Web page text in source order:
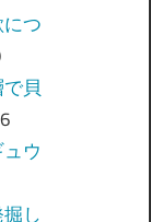
つ
貝
ウ
し